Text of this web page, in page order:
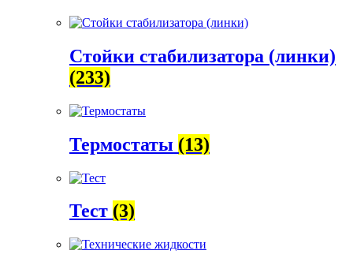
Стойки стабилизатора (линки)
(233)
Термостаты (13)
Тест (3)